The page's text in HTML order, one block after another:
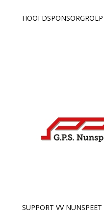
HOOFDSPONSORGROEP
SUPPORT VV NUNSPEET